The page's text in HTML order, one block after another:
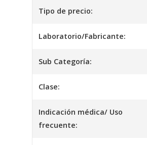
Tipo de precio:
Laboratorio/Fabricante:
Sub Categoría:
Clase:
Indicación médica/ Uso
frecuente: